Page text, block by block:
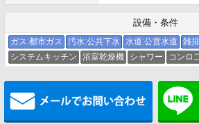
設備・条件
ガス:都市ガス 汚水:公共下水 水道:公営水道
雑
システムキッチン
浴室乾燥機 シャワー コンロ
メールでお